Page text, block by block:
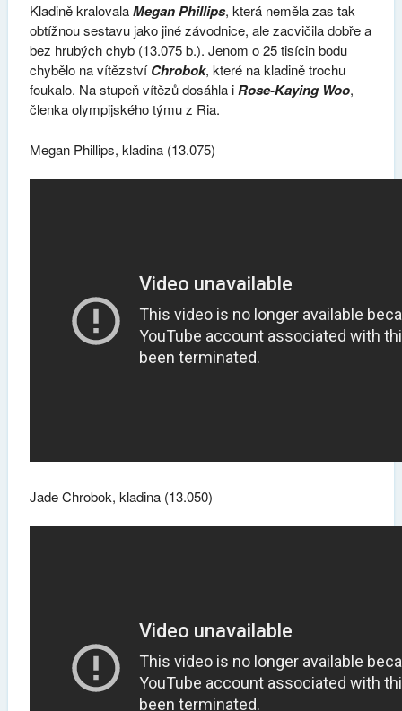
Kladině kralovalaMegan Phillips, která neměla zas tak
obtížnou sestavu jako jiné závodnice, ale zacvičila dobře a
bez hrubých chyb (13.075 b.). Jenom o 25 tisícin bodu
chybělo na vítězstvíChrobok, které na kladině trochu
foukalo. Na stupeň vítězů dosáhla iRose-Kaying Woo,
členka olympijského týmu z Ria.
Megan Phillips, kladina (13.075)
Jade Chrobok, kladina (13.050)